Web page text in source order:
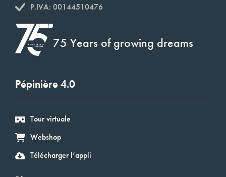
P.IVA: 00144510476
75 Years of growing dreams
Pépinière 4.0
Tour virtuale
Webshop
Télécharger l’appli